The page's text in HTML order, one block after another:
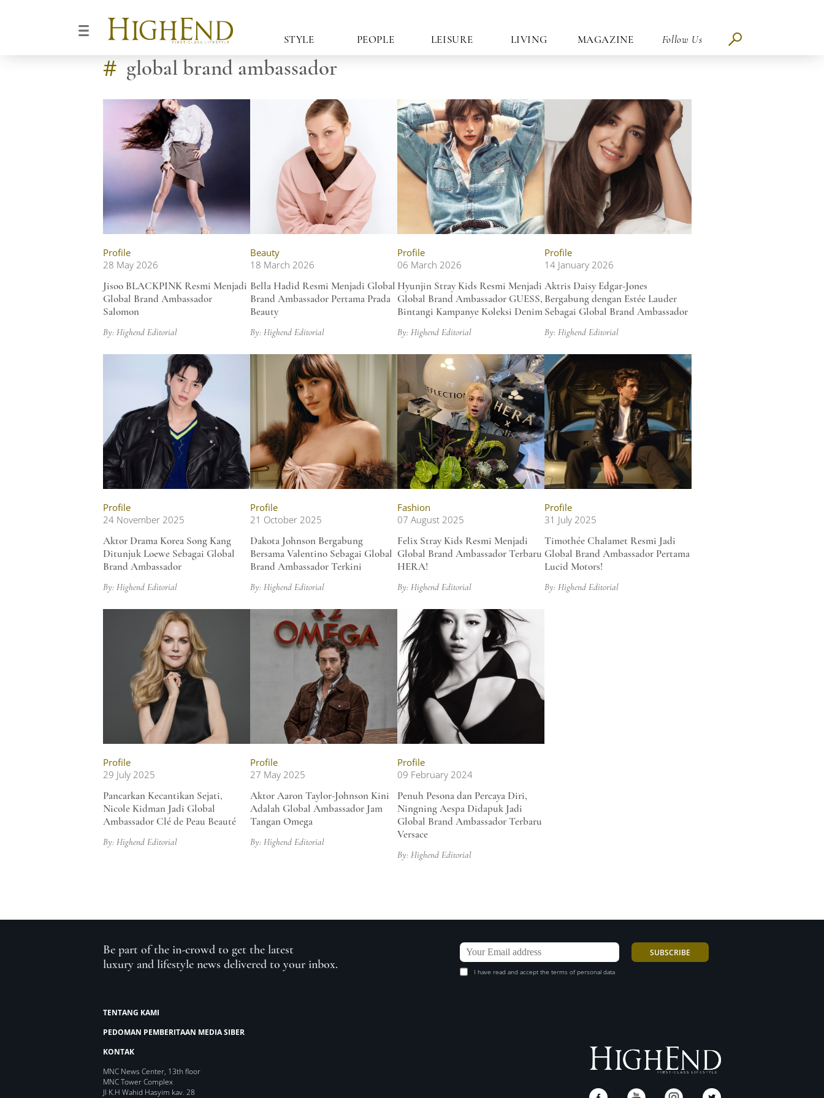
STYLE PEOPLE LEISURE LIVING MAGAZINE Follow Us
# global brand ambassador
Profile
28 May 2026
Jisoo BLACKPINK Resmi Menjadi
Global Brand Ambassador
Salomon
By: Highend Editorial
Beauty
18 March 2026
Bella Hadid Resmi Menjadi Global
Brand Ambassador Pertama Prada
Beauty
By: Highend Editorial
Profile
06 March 2026
Hyunjin Stray Kids Resmi Menjadi
Global Brand Ambassador GUESS,
Bintangi Kampanye Koleksi Denim
By: Highend Editorial
Profile
14 January 2026
Aktris Daisy Edgar-Jones
Bergabung dengan Estée Lauder
Sebagai Global Brand Ambassador
By: Highend Editorial
Profile
24 November 2025
Aktor Drama Korea Song Kang
Ditunjuk Loewe Sebagai Global
Brand Ambassador
By: Highend Editorial
Profile
21 October 2025
Dakota Johnson Bergabung
Bersama Valentino Sebagai Global
Brand Ambassador Terkini
By: Highend Editorial
Fashion
07 August 2025
Felix Stray Kids Resmi Menjadi
Global Brand Ambassador Terbaru
HERA!
By: Highend Editorial
Profile
31 July 2025
Timothée Chalamet Resmi Jadi
Global Brand Ambassador Pertama
Lucid Motors!
By: Highend Editorial
Profile
29 July 2025
Pancarkan Kecantikan Sejati,
Nicole Kidman Jadi Global
Ambassador Clé de Peau Beauté
By: Highend Editorial
Profile
27 May 2025
Aktor Aaron Taylor-Johnson Kini
Adalah Global Ambassador Jam
Tangan Omega
By: Highend Editorial
Profile
09 February 2024
Penuh Pesona dan Percaya Diri,
Ningning Aespa Didapuk Jadi
Global Brand Ambassador Terbaru
Versace
By: Highend Editorial
Be part of the in-crowd to get the latest
luxury and lifestyle news delivered to your inbox.
I have read and accept the terms of personal data
TENTANG KAMI
PEDOMAN PEMBERITAAN MEDIA SIBER
KONTAK
MNC News Center, 13th floor
MNC Tower Complex
Jl K.H Wahid Hasyim kav. 28